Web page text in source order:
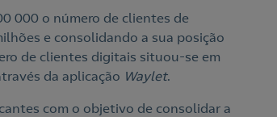
000 o número de clientes de
e consolidando a sua posição
de clientes digitais situou-se em
da aplicação Waylet.
com o objetivo de consolidar a